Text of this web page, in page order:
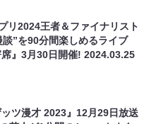
リ2024王者＆ファイナリスト
談”を90分間楽しめるライブ
席』3月30日開催!2024.03.25
ッツ漫才 2023』12月29日放送